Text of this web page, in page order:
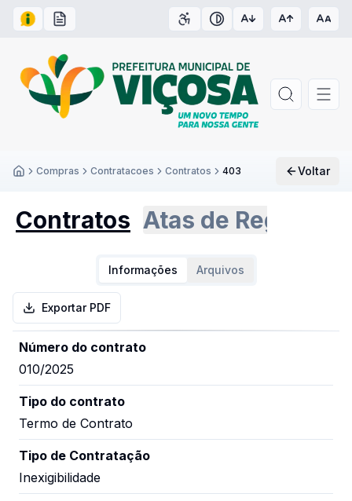
Acesso à Informação
Carta de Serviços Acessibilidade
Contraste
Compras Contratacoes Contratos 403 Voltar
Contratos Atas de Registro
Informações Arquivos
Exportar PDF
Número do contrato
010/2025
Tipo do contrato
Termo de Contrato
Tipo de Contratação
Inexigibilidade